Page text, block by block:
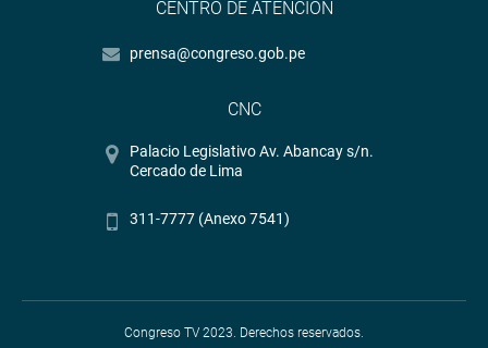
CENTRO DE ATENCIÓN
prensa@congreso.gob.pe
CNC
Palacio Legislativo Av. Abancay s/n.
Cercado de Lima
311-7777 (Anexo 7541)
Congreso TV 2023. Derechos reservados.